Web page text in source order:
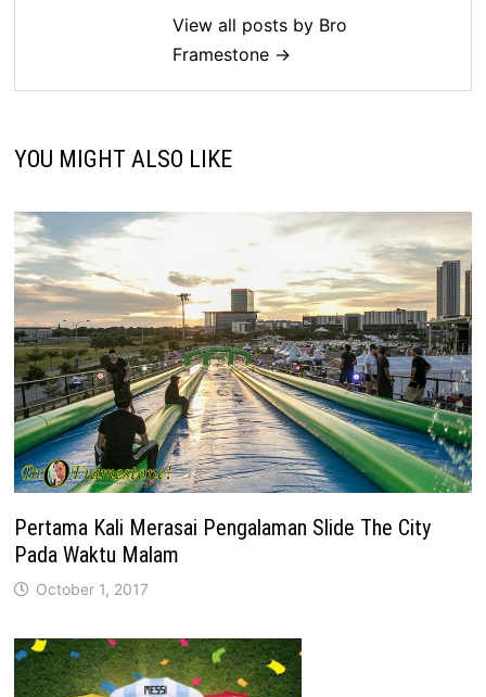
View all posts by Bro
Framestone →
YOU MIGHT ALSO LIKE
Pertama Kali Merasai Pengalaman Slide The City
Pada Waktu Malam
October 1, 2017